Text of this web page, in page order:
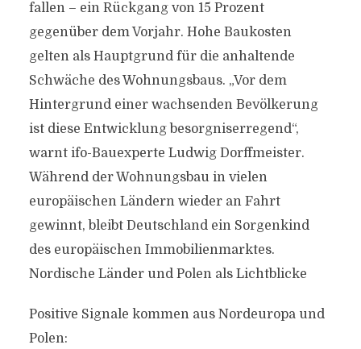
fallen – ein Rückgang von 15 Prozent
gegenüber dem Vorjahr. Hohe Baukosten
gelten als Hauptgrund für die anhaltende
Schwäche des Wohnungsbaus. „Vor dem
Hintergrund einer wachsenden Bevölkerung
ist diese Entwicklung besorgniserregend“,
warnt ifo-Bauexperte Ludwig Dorffmeister.
Während der Wohnungsbau in vielen
europäischen Ländern wieder an Fahrt
gewinnt, bleibt Deutschland ein Sorgenkind
des europäischen Immobilienmarktes.
Nordische Länder und Polen als Lichtblicke
Positive Signale kommen aus Nordeuropa und
Polen: